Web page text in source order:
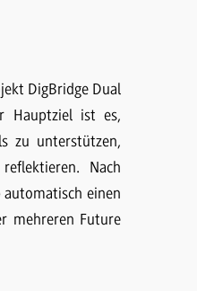
DigBridge Dual
Hauptziel ist es,
zu unterstützen,
Nach
einen
mehreren Future